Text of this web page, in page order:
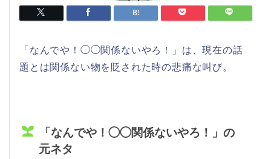
「なんでや！◯◯関係ないやろ！」は、現在の話
題とは関係ない物を貶された時の悲痛な叫び。
「なんでや！◯◯関係ないやろ！」の
元ネタ